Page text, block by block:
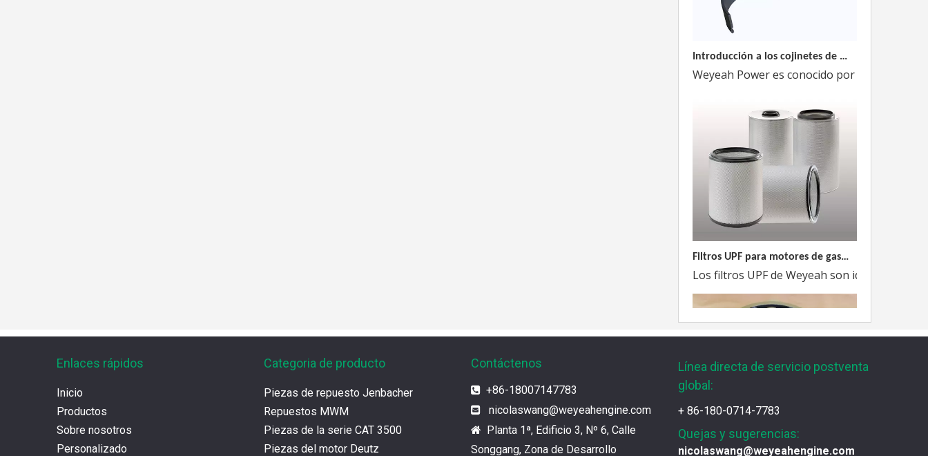
Weyeah Power es conocido por sus
Filtros UPF para motores de gas MWM
Los filtros UPF de Weyeah son ideales para
Enlaces rápidos
Inicio
Productos
Sobre nosotros
Personalizado
Categoria de producto
Piezas de repuesto Jenbacher
Repuestos MWM
Piezas de la serie CAT 3500
Piezas del motor Deutz
Contáctenos
 +86-18007147783
 nicolaswang@weyeahengine.com
 Planta 1ª, Edificio 3, Nº 6, Calle
Songgang, Zona de Desarrollo
Línea directa de servicio postventa
global:
+ 86-180-0714-7783
Quejas y sugerencias:
nicolaswang@weyeahengine.com